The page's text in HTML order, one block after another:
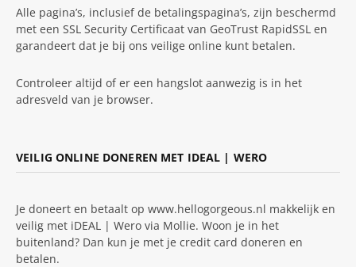
Alle pagina’s, inclusief de betalingspagina’s, zijn beschermd
met een SSL Security Certificaat van GeoTrust RapidSSL en
garandeert dat je bij ons veilige online kunt betalen.
Controleer altijd of er een hangslot aanwezig is in het
adresveld van je browser.
VEILIG ONLINE DONEREN MET IDEAL | WERO
Je doneert en betaalt op www.hellogorgeous.nl makkelijk en
veilig met iDEAL | Wero via Mollie. Woon je in het
buitenland? Dan kun je met je credit card doneren en
betalen.